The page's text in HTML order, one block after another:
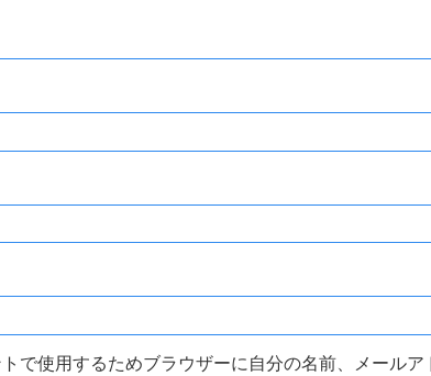
で使用するためブラウザーに自分の名前、メールア